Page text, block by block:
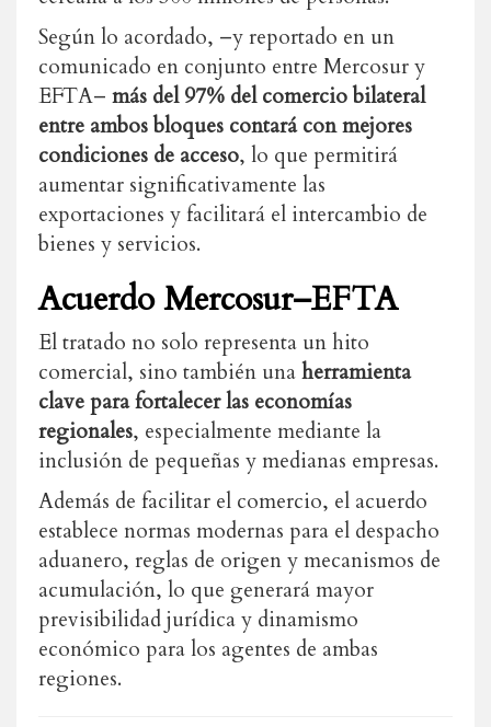
Según lo acordado, –y reportado en un
comunicado en conjunto entre Mercosur y
EFTA– más del 97% del comercio bilateral
entre ambos bloques contará con mejores
condiciones de acceso, lo que permitirá
aumentar significativamente las
exportaciones y facilitará el intercambio de
bienes y servicios.
Acuerdo Mercosur–EFTA
El tratado no solo representa un hito
comercial, sino también unaherramienta
clave para fortalecer las economías
regionales, especialmente mediante la
inclusión de pequeñas y medianas empresas.
Además de facilitar el comercio, el acuerdo
establece normas modernas para el despacho
aduanero, reglas de origen y mecanismos de
acumulación, lo que generará mayor
previsibilidad jurídica y dinamismo
económico para los agentes de ambas
regiones.